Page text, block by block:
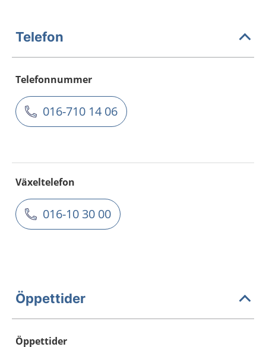
Telefon
Telefonnummer
016-710 14 06
Växeltelefon
016-10 30 00
Öppettider
Öppettider